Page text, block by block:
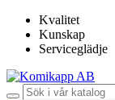
Kvalitet
Kunskap
Serviceglädje